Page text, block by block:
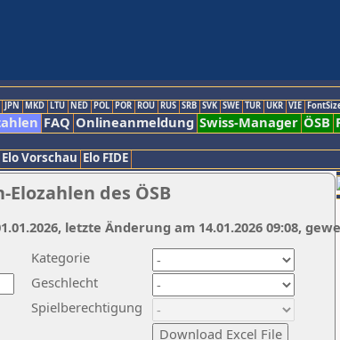
JPN MKD LTU NED POL POR ROU RUS SRB SVK SWE TUR UKR VIE
FAQ Onlineanmeldung Swiss-Manager ÖSB
Elo Vorschau Elo FIDE
des ÖSB
Kategorie
Geschlecht
Spielberechtigung
letzte Änderung am 14.01.2026 09:08,